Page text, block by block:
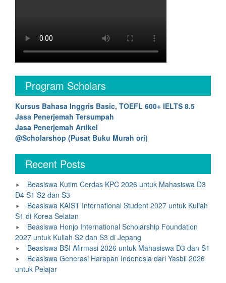
Program Scholars
Kursus Bahasa Inggris Basic, TOEFL 600+ IELTS 8.5
Jasa Penerjemah Tersumpah
Jasa Penerjemah Artikel
@Scholarshop (Pusat Buku Murah ori)
Recent Posts
Beasiswa Kutim Cerdas KPC 2026 untuk Mahasiswa D3
D4 S1 S2 dan S3
Beasiswa KAIST International Student 2027 untuk Kuliah
S1 di Korea Selatan
Beasiswa Honjo International Scholarship Foundation
2027 untuk Kuliah S2 dan S3 di Jepang
Beasiswa BSI Afirmasi 2026 untuk Mahasiswa D3 dan S1
Beasiswa Generasi Harapan Indonesia dari Yasbil 2026
untuk Pelajar